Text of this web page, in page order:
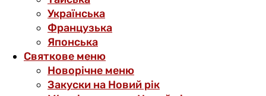
Українська
Французька
Японська
Святкове меню
Новорічне меню
Закуски на Новий рік